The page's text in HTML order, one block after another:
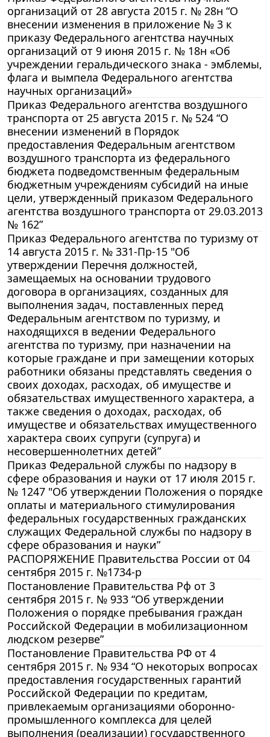
организаций от 28 августа 2015 г. № 28н “О
внесении изменения в приложение № 3 к
приказу Федерального агентства научных
организаций от 9 июня 2015 г. № 18н «Об
учреждении геральдического знака - эмблемы,
флага и вымпела Федерального агентства
научных организаций»
Приказ Федерального агентства воздушного
транспорта от 25 августа 2015 г. № 524 “О
внесении изменений в Порядок
предоставления Федеральным агентством
воздушного транспорта из федерального
бюджета подведомственным федеральным
бюджетным учреждениям субсидий на иные
цели, утвержденный приказом Федерального
агентства воздушного транспорта от 29.03.2013
№ 162”
Приказ Федерального агентства по туризму от
14 августа 2015 г. № 331-Пр-15 "Об
утверждении Перечня должностей,
замещаемых на основании трудового
договора в организациях, созданных для
выполнения задач, поставленных перед
Федеральным агентством по туризму, и
находящихся в ведении Федерального
агентства по туризму, при назначении на
которые граждане и при замещении которых
работники обязаны представлять сведения о
своих доходах, расходах, об имуществе и
обязательствах имущественного характера, а
также сведения о доходах, расходах, об
имуществе и обязательствах имущественного
характера своих супруги (супруга) и
несовершеннолетних детей”
Приказ Федеральной службы по надзору в
сфере образования и науки от 17 июля 2015 г.
№ 1247 "Об утверждении Положения о порядке
оплаты и материального стимулирования
федеральных государственных гражданских
служащих Федеральной службы по надзору в
сфере образования и науки”
РАСПОРЯЖЕНИЕ Правительства России от 04
сентября 2015 г. №1734-р
Постановление Правительства Рф от 3
сентября 2015 г. № 933 “Об утверждении
Положения о порядке пребывания граждан
Российской Федерации в мобилизационном
людском резерве”
Постановление Правительства РФ от 4
сентября 2015 г. № 934 “О некоторых вопросах
предоставления государственных гарантий
Российской Федерации по кредитам,
привлекаемым организациями оборонно-
промышленного комплекса для целей
выполнения (реализации) государственного